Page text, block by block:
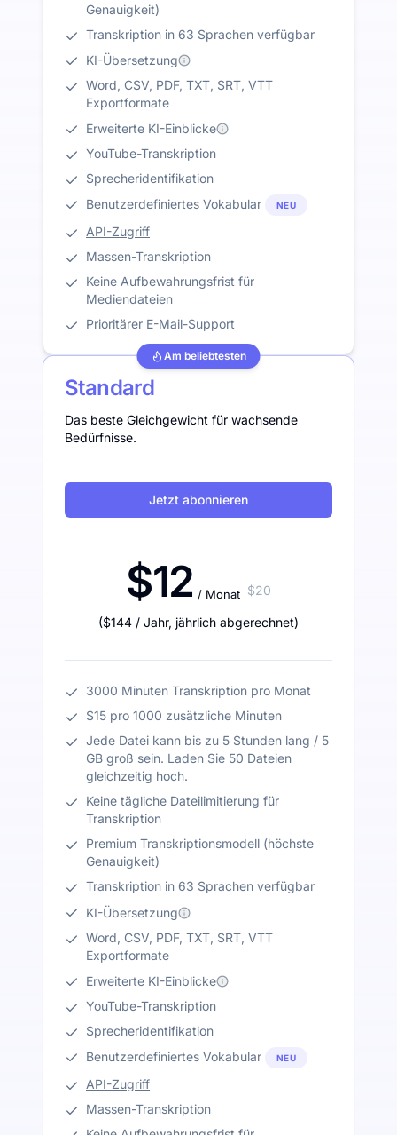
Genauigkeit)
Transkription in 63 Sprachen verfügbar
KI-Übersetzung
Word, CSV, PDF, TXT, SRT, VTT
Exportformate
Erweiterte KI-Einblicke
YouTube-Transkription
Sprecheridentifikation
Benutzerdefiniertes Vokabular
NEU
API-Zugriff
Massen-Transkription
Keine Aufbewahrungsfrist für
Mediendateien
Prioritärer E-Mail-Support
Am beliebtesten
Standard
Das beste Gleichgewicht für wachsende
Bedürfnisse.
Jetzt abonnieren
$12 / Monat $20
($144 / Jahr, jährlich abgerechnet)
3000 Minuten Transkription pro Monat
$15 pro 1000 zusätzliche Minuten
Jede Datei kann bis zu 5 Stunden lang / 5
GB groß sein. Laden Sie 50 Dateien
gleichzeitig hoch.
Keine tägliche Dateilimitierung für
Transkription
Premium Transkriptionsmodell (höchste
Genauigkeit)
Transkription in 63 Sprachen verfügbar
KI-Übersetzung
Word, CSV, PDF, TXT, SRT, VTT
Exportformate
Erweiterte KI-Einblicke
YouTube-Transkription
Sprecheridentifikation
Benutzerdefiniertes Vokabular
NEU
API-Zugriff
Massen-Transkription